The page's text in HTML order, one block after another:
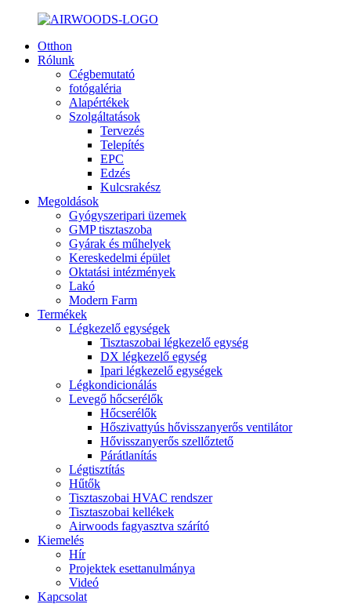
Otthon
Rólunk
Cégbemutató
fotógaléria
Alapértékek
Szolgáltatások
Tervezés
Telepítés
EPC
Edzés
Kulcsrakész
Megoldások
Gyógyszeripari üzemek
GMP tisztaszoba
Gyárak és műhelyek
Kereskedelmi épület
Oktatási intézmények
Lakó
Modern Farm
Termékek
Légkezelő egységek
Tisztaszobai légkezelő egység
DX légkezelő egység
Ipari légkezelő egységek
Légkondicionálás
Levegő hőcserélők
Hőcserélők
Hőszivattyús hővisszanyerős ventilátor
Hővisszanyerős szellőztető
Párátlanítás
Légtisztítás
Hűtők
Tisztaszobai HVAC rendszer
Tisztaszobai kellékek
Airwoods fagyasztva szárító
Kiemelés
Hír
Projektek esettanulmánya
Videó
Kapcsolat